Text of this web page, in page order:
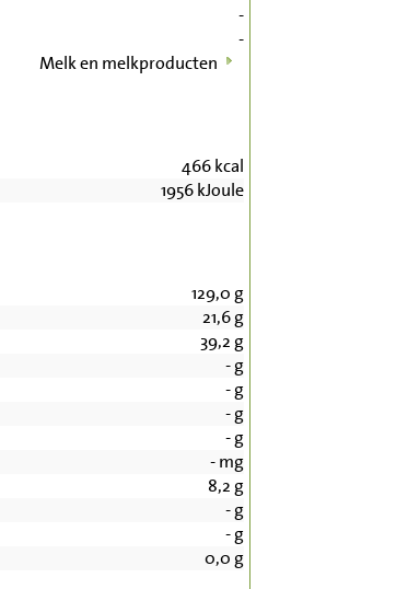
-
-
Melk en melkproducten
466kcal
1956kJoule
129,0 g
21,6g
39,2 g
-g
-g
-g
-g
-mg
8,2 g
-g
-g
0,0 g